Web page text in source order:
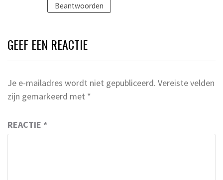
Beantwoorden
GEEF EEN REACTIE
Je e-mailadres wordt niet gepubliceerd. Vereiste velden
zijn gemarkeerd met *
REACTIE *